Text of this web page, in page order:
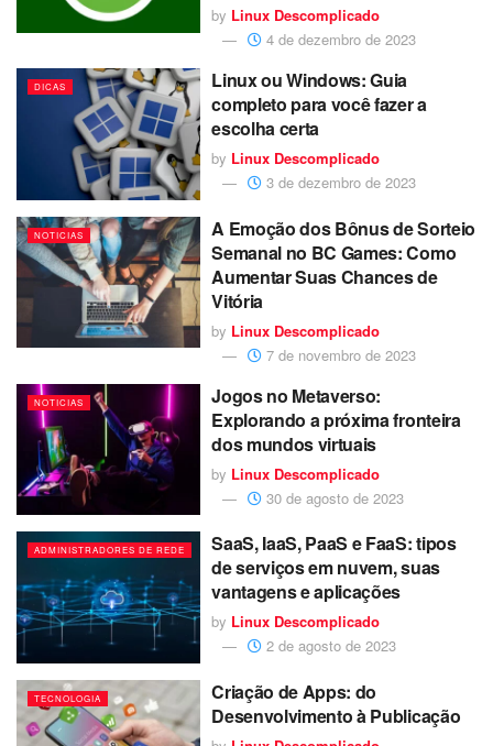
by Linux Descomplicado
4 de dezembro de 2023
DICAS
Linux ou Windows: Guia
completo para você fazer a
escolha certa
by Linux Descomplicado
3 de dezembro de 2023
NOTICIAS
A Emoção dos Bônus de Sorteio
Semanal no BC Games: Como
Aumentar Suas Chances de
Vitória
by Linux Descomplicado
7 de novembro de 2023
NOTICIAS
Jogos no Metaverso:
Explorando a próxima fronteira
dos mundos virtuais
by Linux Descomplicado
30 de agosto de 2023
ADMINISTRADORES DE REDE
SaaS, IaaS, PaaS e FaaS: tipos
de serviços em nuvem, suas
vantagens e aplicações
by Linux Descomplicado
2 de agosto de 2023
TECNOLOGIA
Criação de Apps: do
Desenvolvimento à Publicação